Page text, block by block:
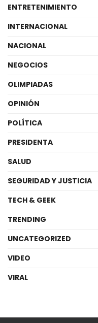
ENTRETENIMIENTO
INTERNACIONAL
NACIONAL
NEGOCIOS
OLIMPIADAS
OPINIÓN
POLÍTICA
PRESIDENTA
SALUD
SEGURIDAD Y JUSTICIA
TECH & GEEK
TRENDING
UNCATEGORIZED
VIDEO
VIRAL